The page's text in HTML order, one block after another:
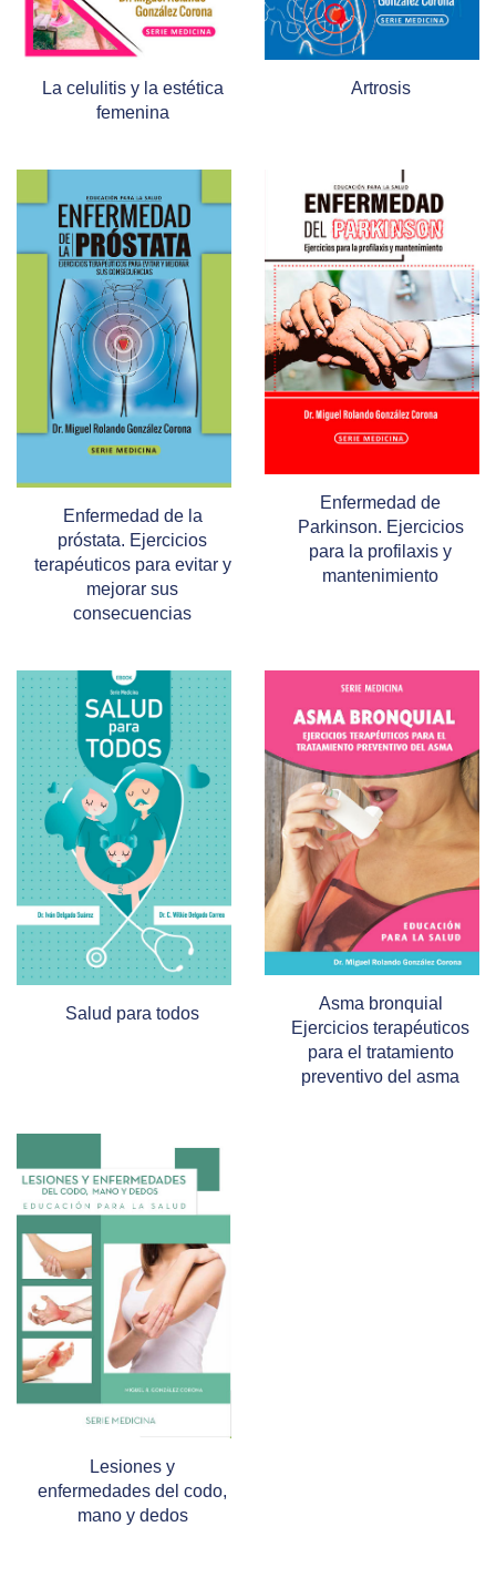
La celulitis y la estética
femenina
Artrosis
Enfermedad de la
próstata. Ejercicios
terapéuticos para evitar y
mejorar sus
consecuencias
Enfermedad de
Parkinson. Ejercicios
para la profilaxis y
mantenimiento
Salud para todos
Asma bronquial
Ejercicios terapéuticos
para el tratamiento
preventivo del asma
Lesiones y
enfermedades del codo,
mano y dedos